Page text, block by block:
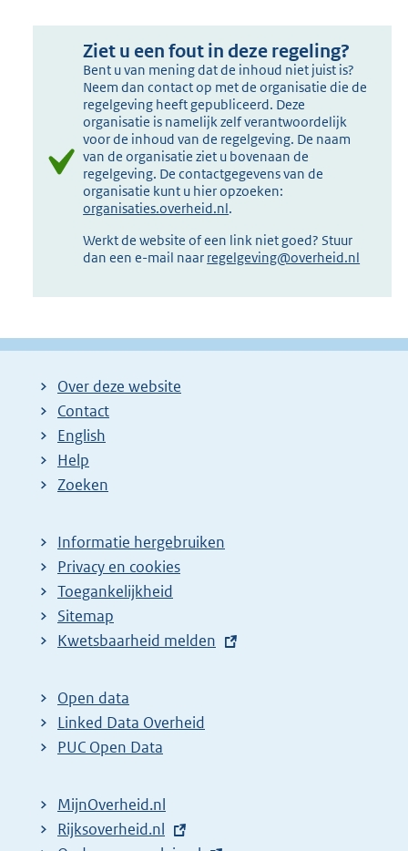
Ziet u een fout in deze regeling?
Bent u van mening dat de inhoud niet juist is?
Neem dan contact op met de organisatie die de
regelgeving heeft gepubliceerd. Deze
organisatie is namelijk zelf verantwoordelijk
voor de inhoud van de regelgeving. De naam
van de organisatie ziet u bovenaan de
regelgeving. De contactgegevens van de
organisatie kunt u hier opzoeken:
organisaties.overheid.nl.
Werkt de website of een link niet goed? Stuur
dan een e-mail naar regelgeving@overheid.nl
Over deze website
Contact
English
Help
Zoeken
Informatie hergebruiken
Privacy en cookies
Toegankelijkheid
Sitemap
E
t
e
r
l
i
Kwetsbaarheid melden
Open data
Linked Data Overheid
PUC Open Data
MijnOverheid.nl
E
Rijksoverheid.nl